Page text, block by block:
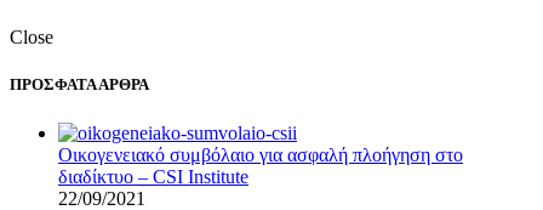
Close
ΠΡΟΣΦΑΤΑ ΑΡΘΡΑ
Οικογενειακό συμβόλαιο για ασφαλή πλοήγηση στο
διαδίκτυο – CSI Institute
22/09/2021